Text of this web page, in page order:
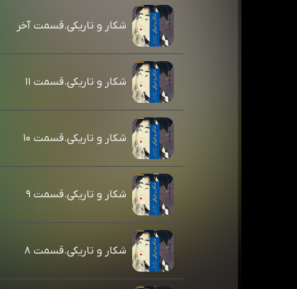
شکار و تاریکی.قسمت آخر
شکار و تاریکی.قسمت ۱۱
شکار و تاریکی.قسمت ۱۰
شکار و تاریکی.قسمت ۹
شکار و تاریکی.قسمت ۸